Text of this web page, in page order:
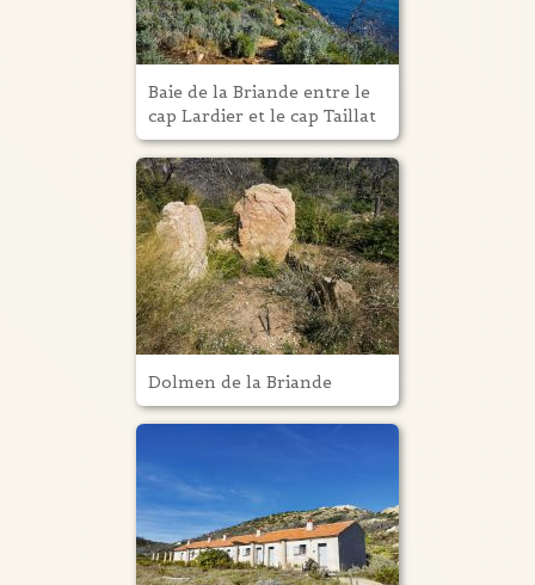
Baie de la Briande entre le
cap Lardier et le cap Taillat
Dolmen de la Briande